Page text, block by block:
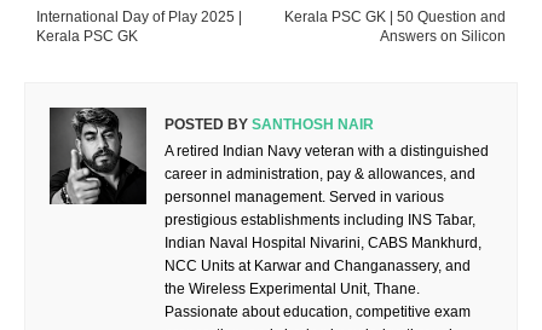
Kerala PSC GK | 50 Question and
Answers on Silicon
International Day of Play 2025 |
Kerala PSC GK
POSTED BY SANTHOSH NAIR
A retired Indian Navy veteran with a distinguished
career in administration, pay & allowances, and
personnel management. Served in various
prestigious establishments including INS Tabar,
Indian Naval Hospital Nivarini, CABS Mankhurd,
NCC Units at Karwar and Changanassery, and
the Wireless Experimental Unit, Thane.
Passionate about education, competitive exam